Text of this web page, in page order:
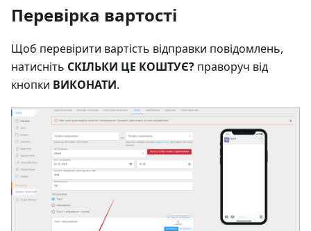
Перевірка вартості
Щоб перевірити вартість відправки повідомлень,
натисніть СКІЛЬКИ ЦЕ КОШТУЄ? праворуч від
кнопки ВИКОНАТИ.